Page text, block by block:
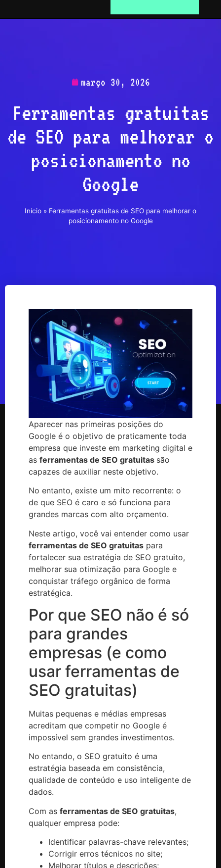
março 30, 2026
Ferramentas gratuitas
de SEO para melhorar o
posicionamento no
Google
Início » Ferramentas gratuitas de SEO para melhorar o
posicionamento no Google
Aparecer nas primeiras posições do
Google é o objetivo de praticamente toda
empresa que investe em marketing digital e
as ferramentas de SEO gratuitas são
capazes de auxiliar neste objetivo.
No entanto, existe um mito recorrente: o
de que SEO é caro e só funciona para
grandes marcas com alto orçamento.
Neste artigo, você vai entender como usar
ferramentas de SEO gratuitas para
fortalecer sua estratégia de SEO gratuito,
melhorar sua otimização para Google e
conquistar tráfego orgânico de forma
estratégica.
Por que SEO não é só
para grandes
empresas (e como
usar ferramentas de
SEO gratuitas)
Muitas pequenas e médias empresas
acreditam que competir no Google é
impossível sem grandes investimentos.
No entando, o SEO gratuito é uma
estratégia baseada em consistência,
qualidade de conteúdo e uso inteligente de
dados.
Com as ferramentas de SEO gratuitas,
qualquer empresa pode:
Identificar palavras-chave relevantes;
Corrigir erros técnicos no site;
Melhorar títulos e descrições;